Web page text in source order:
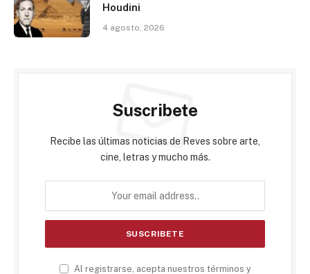
Houdini
4 agosto, 2026
Suscribete
Recibe las últimas noticias de Reves sobre arte,
cine, letras y mucho más.
Al registrarse, acepta nuestros términos y